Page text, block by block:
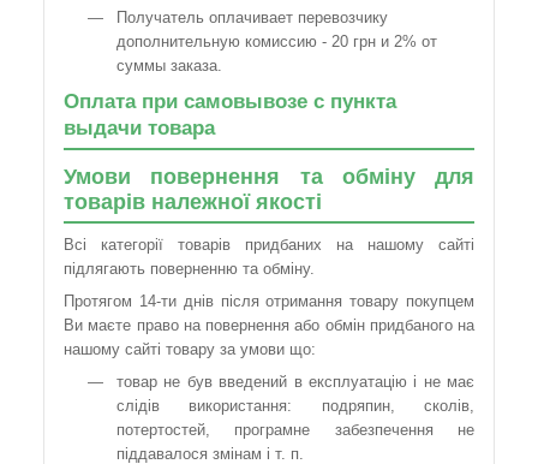
Получатель оплачивает перевозчику
дополнительную комиссию - 20 грн и 2% от
суммы заказа.
Оплата при самовывозе с пункта
выдачи товара
Умови повернення та обміну для
товарів належної якості
Всі категорії товарів придбаних на нашому сайті
підлягають поверненню та обміну.
Протягом 14-ти днів після отримання товару покупцем
Ви маєте право на повернення або обмін придбаного на
нашому сайті товару за умови що:
товар не був введений в експлуатацію і не має
слідів використання: подряпин, сколів,
потертостей, програмне забезпечення не
піддавалося змінам і т. п.